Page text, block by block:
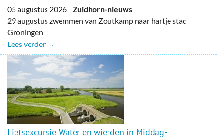
05 augustus 2026 Zuidhorn-nieuws
29 augustus zwemmen van Zoutkamp naar hartje stad
Groningen
Lees verder →
Fietsexcursie Water en wierden in Middag-